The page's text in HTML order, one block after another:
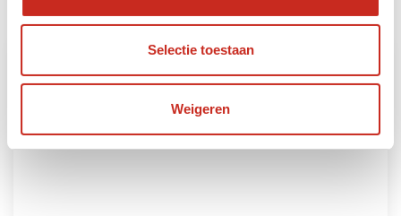
Selectie toestaan
Weigeren